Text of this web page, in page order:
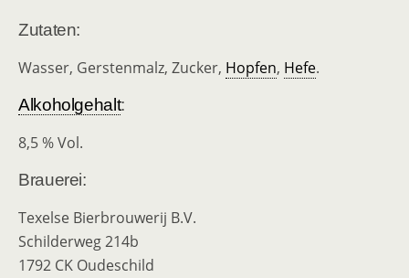
Zutaten:
Wasser, Gerstenmalz, Zucker, Hopfen, Hefe.
Alkoholgehalt:
8,5 % Vol.
Brauerei:
Texelse Bierbrouwerij B.V.
Schilderweg 214b
1792 CK Oudeschild